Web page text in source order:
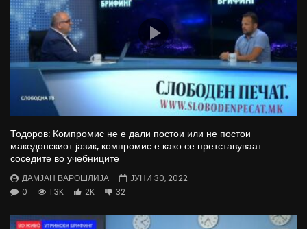
Тодоров: Компромис не е дали постои или не постои
македонскиот јазик, компромис е како се претставуваат
соседите во учебниците
ДАМЈАН ВАРОШЛИЈА
ЈУНИ 30, 2022
0
1.3K 2K 32